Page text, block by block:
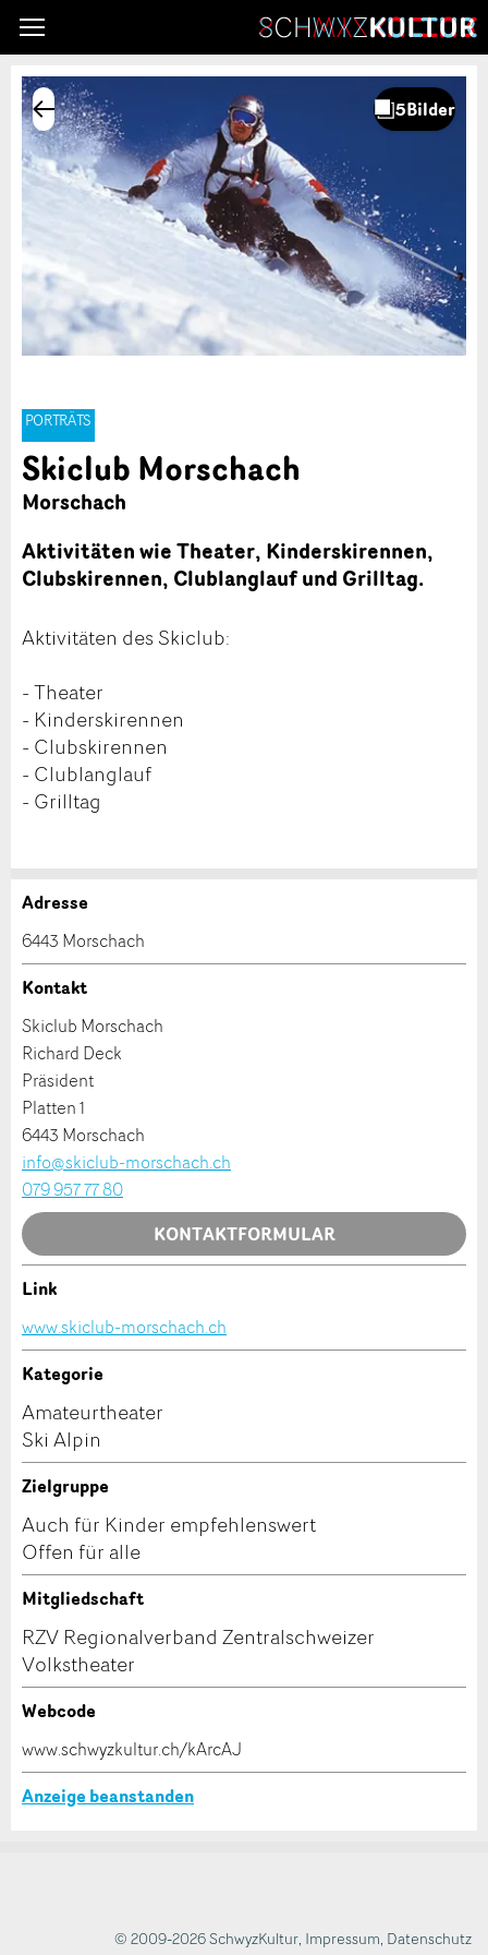
PORTRÄTS
Skiclub Morschach
Morschach
Aktivitäten wie Theater, Kinderskirennen,
Clubskirennen, Clublanglauf und Grilltag.
Aktivitäten des Skiclub:
- Theater
- Kinderskirennen
- Clubskirennen
- Clublanglauf
- Grilltag
Anzeige beanstanden
Ihr Feedback wird sehr geschätzt!
Allgemeines Feedback
Anzeige nicht mehr gültig
Anzeige unvollständig
Nachricht
* Eingabe erforderlich
Zur Qualitätssicherung wird eine Kopie der E-Mail
an guidle übermittelt.
NACHRICHT SENDEN
Schliessen
Anzeige weiterempfehlen
Empfehlen Sie diese Anzeige an Freunde weiter.
* Eingabe erforderlich
ANZEIGE WEITEREMPFEHLEN
Schliessen
Adresse
6443 Morschach
Kontakt
Skiclub Morschach
Richard Deck
Präsident
Platten 1
6443 Morschach
info@skiclub-morschach.ch
079 957 77 80
KONTAKTFORMULAR
Kontakt
Verfassen Sie eine Nachricht für die Kontaktpersonen
Adresse
Link
www.skiclub-morschach.ch
Kategorie
Amateurtheater
Ski Alpin
Zielgruppe
Auch für Kinder empfehlenswert
Offen für alle
Mitgliedschaft
RZV Regionalverband Zentralschweizer
Volkstheater
Webcode
www.schwyzkultur.ch/kArcAJ
Anzeige beanstanden
© 2009-2026 SchwyzKultur, Impressum, Datenschutz